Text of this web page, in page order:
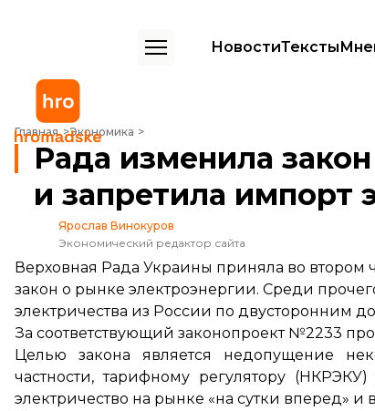
НовостиТексты
Главная Экономика
Рада изменила закон о рынке электроэнергии и запретила
Рада изменила
и запретила импорт
Ярослав Винокуров
Экономический редактор сайта
Верховная Рада Украины приняла во втором
закон о рынке электроэнергии. Среди
электричества из России по двусторонним
За соответствующий законопроект №2233
Целью закона является недопущение
частности, тарифному регулятору
электричество на рынке «на сутки вперед» и